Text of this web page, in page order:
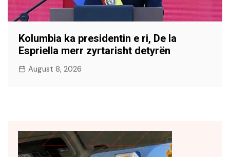
Kolumbia ka presidentin e ri, De la
Espriella merr zyrtarisht detyrën
August 8, 2026